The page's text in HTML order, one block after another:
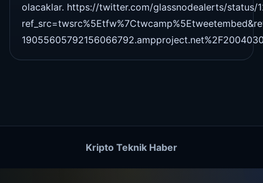
olacaklar. https://twitter.com/glassnodealerts/status/
Kripto Teknik Haber